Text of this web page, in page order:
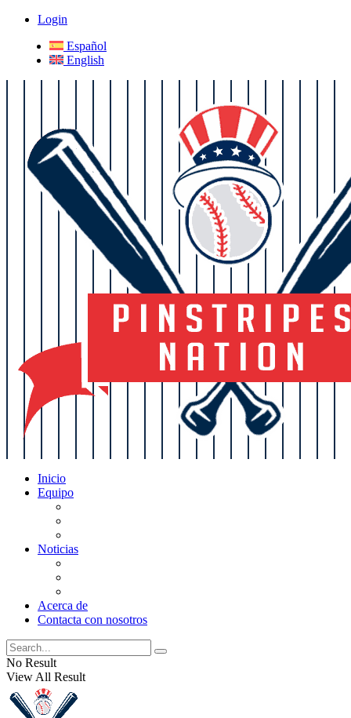
Login
Español
English
Inicio
Equipo
Noticias
Acerca de
Contacta con nosotros
No Result
View All Result